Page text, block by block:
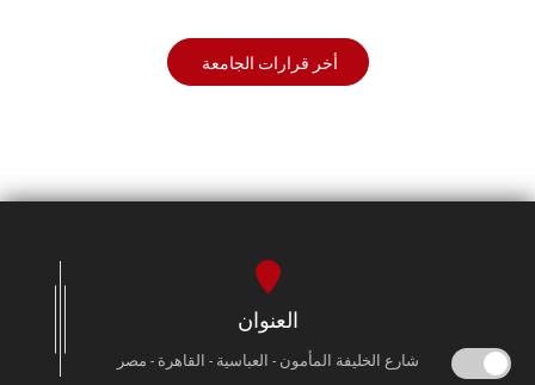
أخر قرارات الجامعة
العنوان
شارع الخليفة المأمون - العباسية - القاهرة - مصر